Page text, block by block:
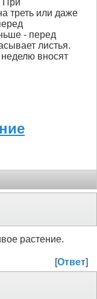
При
треть или даже
- перед
листья.
вносят
растение.
[Ответ]